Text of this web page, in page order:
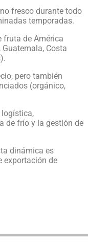
fresco durante todo
temporadas.
fruta de América
Costa
pero también
(orgánico,
de frío y la gestión de
dinámica es
exportación de